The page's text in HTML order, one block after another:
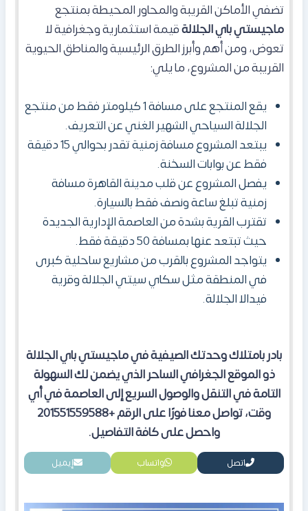
تضفي الأماكن القريبة والمحاور المحيطة بمنتجع
ماجيستي باي الجلالةقيمة استثمارية وجغرافية لا
تعوض، ومن أهم وأبرز الطرق الرئيسية والمناطق الحيوية
القريبة من المشروع، ما يلي:
يقع المنتجع على مسافة 1 كيلومتر فقط من منتجع
الجلالة السياحي الشهير الغني عن التعريف.
يبتعد المشروع مسافة زمنية تقدر بحوالي 15 دقيقة
فقط عن بوابات السخنة.
يفصل المشروع عن قلب مدينة القاهرة مسافة
زمنية تبلغ ساعة ونصف فقط بالسيارة.
تقترب القرية بشدة من العاصمة الإدارية الجديدة
حيث تبتعد عنها بمسافة 50 دقيقة فقط.
يتواجد المشروع بالقرب من مشاريع ساحلية كبرى
في المنطقة مثل سكاي سيتي الجلالة وقرية
فيدالا الجلالة.
بادر بامتلاك وحدتك الصيفية في ماجيستي باي الجلالة
ذو الموقع الجغرافي الساحر الذي يضمن لك السهولة
التامة في التنقل والوصول السريع إلى العاصمة في أي
وقت، تواصل معنا فورًا على الرقم +201551559588
واحصل على كافة التفاصيل.
اتصل واتساب إيميل